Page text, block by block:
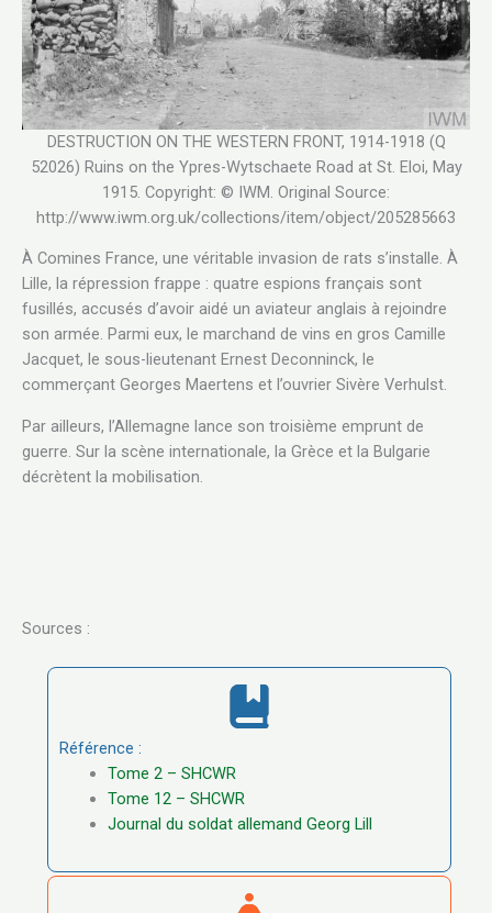
DESTRUCTION ON THE WESTERN FRONT, 1914-1918 (Q
52026) Ruins on the Ypres-Wytschaete Road at St. Eloi, May
1915. Copyright: © IWM. Original Source:
http://www.iwm.org.uk/collections/item/object/205285663
À Comines France, une véritable invasion de rats s’installe. À
Lille, la répression frappe : quatre espions français sont
fusillés, accusés d’avoir aidé un aviateur anglais à rejoindre
son armée. Parmi eux, le marchand de vins en gros Camille
Jacquet, le sous-lieutenant Ernest Deconninck, le
commerçant Georges Maertens et l’ouvrier Sivère Verhulst.
Par ailleurs, l’Allemagne lance son troisième emprunt de
guerre. Sur la scène internationale, la Grèce et la Bulgarie
décrètent la mobilisation.
Sources :
Référence :
Tome 2 – SHCWR
Tome 12 – SHCWR
Journal du soldat allemand Georg Lill